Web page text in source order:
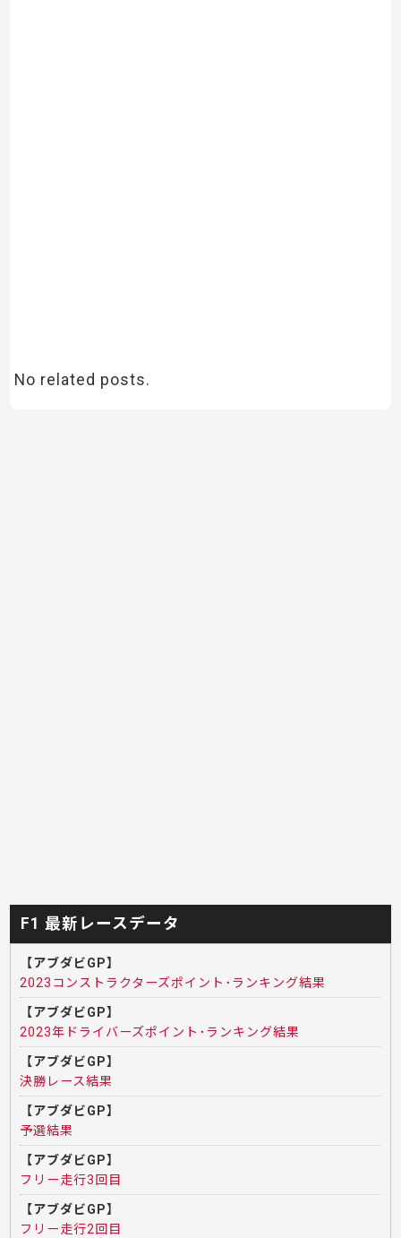
No related posts.
F1 最新レースデータ
【アブダビGP】
2023コンストラクターズポイント･ランキング結果
【アブダビGP】
2023年ドライバーズポイント･ランキング結果
【アブダビGP】
決勝レース結果
【アブダビGP】
予選結果
【アブダビGP】
フリー走行3回目
【アブダビGP】
フリー走行2回目